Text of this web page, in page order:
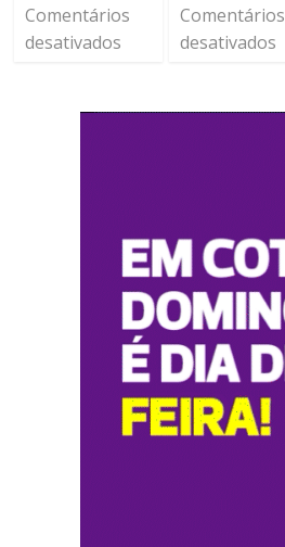
Comentários
desativados
Comentários
desativados